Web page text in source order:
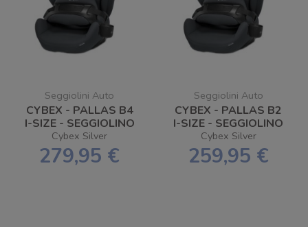
Seggiolini Auto
CYBEX - PALLAS B4
I-SIZE - SEGGIOLINO
AUTO - SPEDIZIONE
GRATUITA
Cybex Silver
279,95 €
Seggiolini Auto
CYBEX - PALLAS B2
I-SIZE - SEGGIOLINO
AUTO - SPEDIZIONE
GRATUITA
Cybex Silver
259,95 €